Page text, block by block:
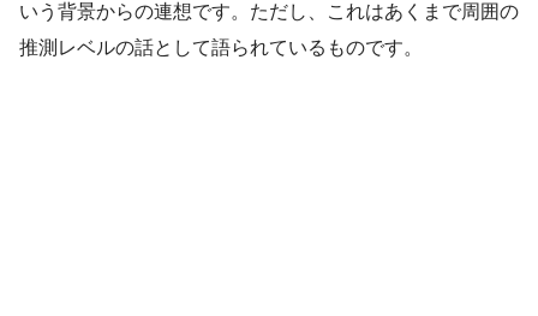
いう背景からの連想です。ただし、これはあくまで周囲の
推測レベルの話として語られているものです。